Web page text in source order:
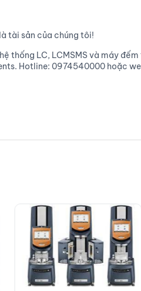
tài sản của chúng tôi!
thống LC, LCMSMS và máy
Hotline: 0974540000 hoặc